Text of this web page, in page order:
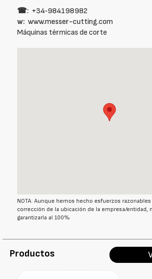
☎: +34‑984198982
w: www.messer-cutting.com
Máquinas térmicas de corte
NOTA: Aunque hemos hecho esfuerzos
corrección de la ubicación de la empresa/entidad,
garantizarla al 100%
Productos